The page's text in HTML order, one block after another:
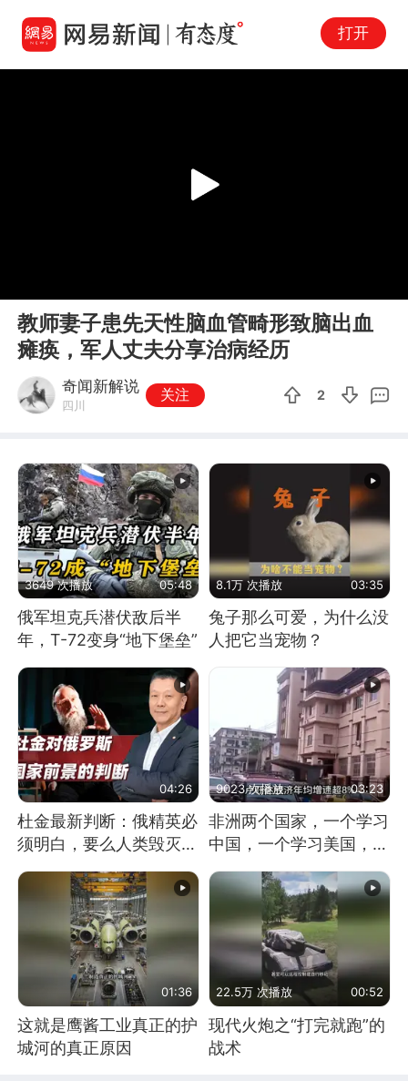
打开
Play
教师妻子患先天性脑血管畸形致脑出血
瘫痪，军人丈夫分享治病经历
奇闻新解说
四川
关注 2
3649 次播放 05:48
俄军坦克兵潜伏敌后半
年，T-72变身“地下堡垒”
8.1万 次播放 03:35
兔子那么可爱，为什么没
人把它当宠物？
04:26
杜金最新判断：俄精英必
须明白，要么人类毁灭，
9023 次播放 03:23
非洲两个国家，一个学习
中国，一个学习美国，结
01:36
这就是鹰酱工业真正的护
城河的真正原因
22.5万 次播放 00:52
现代火炮之“打完就跑”的
战术